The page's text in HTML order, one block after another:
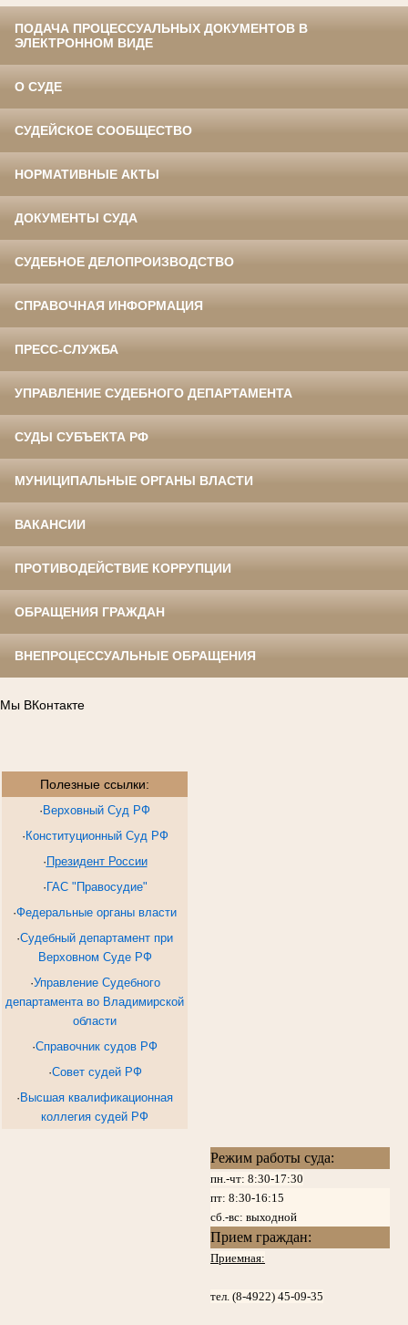
ПОДАЧА ПРОЦЕССУАЛЬНЫХ ДОКУМЕНТОВ В
ЭЛЕКТРОННОМ ВИДЕ
О СУДЕ
СУДЕЙСКОЕ СООБЩЕСТВО
НОРМАТИВНЫЕ АКТЫ
ДОКУМЕНТЫ СУДА
СУДЕБНОЕ ДЕЛОПРОИЗВОДСТВО
СПРАВОЧНАЯ ИНФОРМАЦИЯ
ПРЕСС-СЛУЖБА
УПРАВЛЕНИЕ СУДЕБНОГО ДЕПАРТАМЕНТА
СУДЫ СУБЪЕКТА РФ
МУНИЦИПАЛЬНЫЕ ОРГАНЫ ВЛАСТИ
ВАКАНСИИ
ПРОТИВОДЕЙСТВИЕ КОРРУПЦИИ
ОБРАЩЕНИЯ ГРАЖДАН
ВНЕПРОЦЕССУАЛЬНЫЕ ОБРАЩЕНИЯ
Мы ВКонтакте
Полезные ссылки:
·Верховный Суд РФ
·Конституционный Суд РФ
·Президент России
·ГАС "Правосудие"
·Федеральные органы власти
·Судебный департамент при
Верховном Суде РФ
·Управление Судебного
департамента во Владимирской
области
·Справочник судов РФ
·Совет судей РФ
·Высшая квалификационная
коллегия судей РФ
Режим работы суда:
пн.-чт: 8:30-17:30
пт: 8:30-16:15
сб.-вс: выходной
Прием граждан:
Приемная:
тел. (8-4922) 45-09-35